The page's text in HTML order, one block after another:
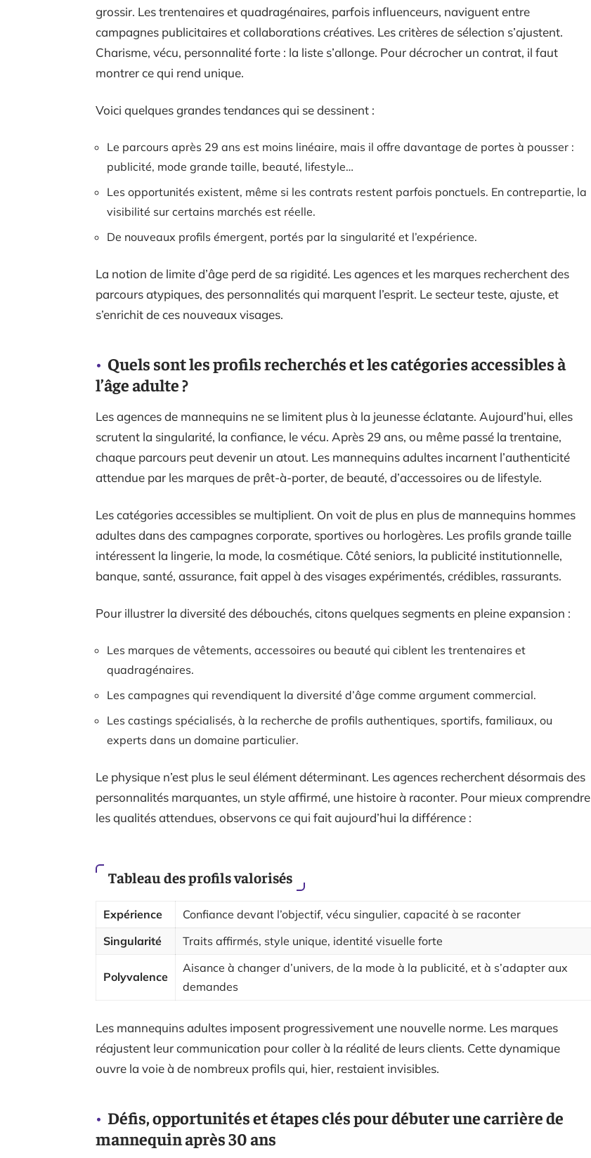
grossir. Les trentenaires et quadragénaires, parfois influenceurs, naviguent entre
campagnes publicitaires et collaborations créatives. Les critères de sélection s’ajustent.
Charisme, vécu, personnalité forte : la liste s’allonge. Pour décrocher un contrat, il faut
montrer ce qui rend unique.
Voici quelques grandes tendances qui se dessinent :
Le parcours après 29 ans est moins linéaire, mais il offre davantage de portes à pousser :
publicité, mode grande taille, beauté, lifestyle…
Les opportunités existent, même si les contrats restent parfois ponctuels. En contrepartie, la
visibilité sur certains marchés est réelle.
De nouveaux profils émergent, portés par la singularité et l’expérience.
La notion de limite d’âge perd de sa rigidité. Les agences et les marques recherchent des
parcours atypiques, des personnalités qui marquent l’esprit. Le secteur teste, ajuste, et
s’enrichit de ces nouveaux visages.
Quels sont les profils recherchés et les catégories accessibles à
l’âge adulte ?
Les agences de mannequins ne se limitent plus à la jeunesse éclatante. Aujourd’hui, elles
scrutent la singularité, la confiance, le vécu. Après 29 ans, ou même passé la trentaine,
chaque parcours peut devenir un atout. Les mannequins adultes incarnent l’authenticité
attendue par les marques de prêt-à-porter, de beauté, d’accessoires ou de lifestyle.
Les catégories accessibles se multiplient. On voit de plus en plus de mannequins hommes
adultes dans des campagnes corporate, sportives ou horlogères. Les profils grande taille
intéressent la lingerie, la mode, la cosmétique. Côté seniors, la publicité institutionnelle,
banque, santé, assurance, fait appel à des visages expérimentés, crédibles, rassurants.
Pour illustrer la diversité des débouchés, citons quelques segments en pleine expansion :
Les marques de vêtements, accessoires ou beauté qui ciblent les trentenaires et
quadragénaires.
Les campagnes qui revendiquent la diversité d’âge comme argument commercial.
Les castings spécialisés, à la recherche de profils authentiques, sportifs, familiaux, ou
experts dans un domaine particulier.
Le physique n’est plus le seul élément déterminant. Les agences recherchent désormais des
personnalités marquantes, un style affirmé, une histoire à raconter. Pour mieux comprendre
les qualités attendues, observons ce qui fait aujourd’hui la différence :
Tableau des profils valorisés
Expérience
Confiance devant l’objectif, vécu singulier, capacité à se raconter
Singularité
Traits affirmés, style unique, identité visuelle forte
Polyvalence
Aisance à changer d’univers, de la mode à la publicité, et à s’adapter aux
demandes
Les mannequins adultes imposent progressivement une nouvelle norme. Les marques
réajustent leur communication pour coller à la réalité de leurs clients. Cette dynamique
ouvre la voie à de nombreux profils qui, hier, restaient invisibles.
Défis, opportunités et étapes clés pour débuter une carrière de
mannequin après 30 ans